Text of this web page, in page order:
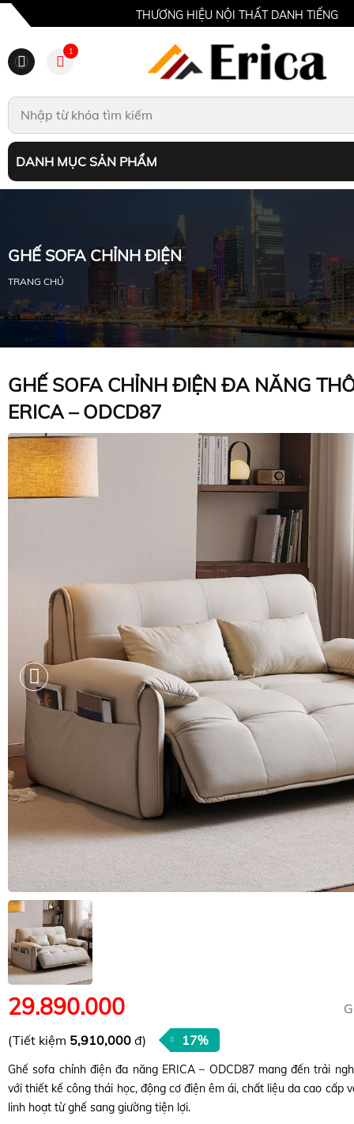
THƯƠNG HIỆU NỘI THẤT DANH TIẾNG
1
DANH MỤC SẢN PHẨM
GHẾ SOFA CHỈNH ĐIỆN
TRANG CHỦ
GHẾ SOFA CHỈNH ĐIỆN ĐA NĂNG
ERICA – ODCD87
29.890.000
(Tiết kiệm 5,910,000 đ) 17%
Ghế sofa chỉnh điện đa năng ERICA – ODCD87 mang đến trải
với thiết kế công thái học, động cơ điện êm ái, chất liệu da cao cấp
linh hoạt từ ghế sang giường tiện lợi.